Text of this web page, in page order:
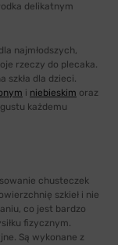
delikatnym
najmłodszych,
rzeczy do plecaka.
szkła dla dzieci.
i niebieskim oraz
każdemu
chusteczek
szkieł i nie
co jest bardzo
fizycznym.
Są wykonane z